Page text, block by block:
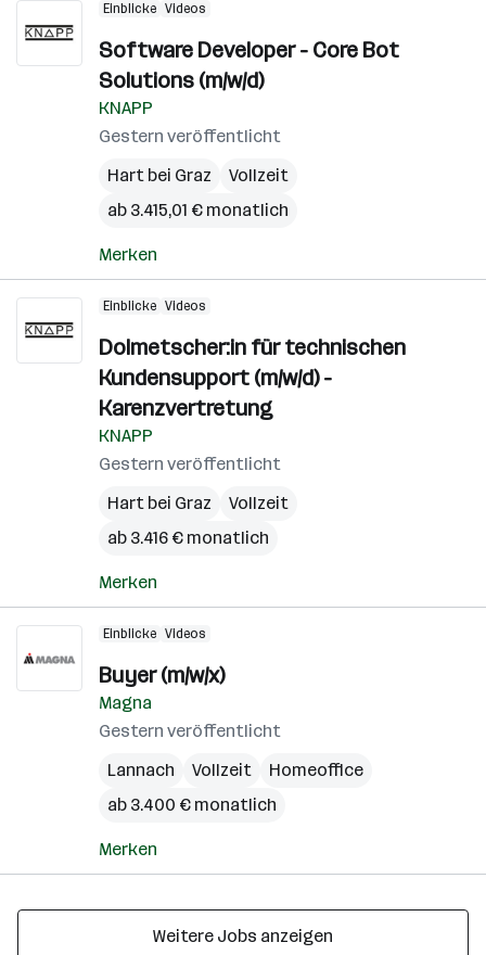
Einblicke Videos
Software Developer - Core Bot
Solutions (m/w/d)
KNAPP
Gestern veröffentlicht
Hart bei Graz
Vollzeit
ab 3.415,01 € monatlich
Merken
Einblicke Videos
Dolmetscher:in für technischen
Kundensupport (m/w/d) -
Karenzvertretung
KNAPP
Gestern veröffentlicht
Hart bei Graz
Vollzeit
ab 3.416 € monatlich
Merken
Einblicke Videos
Buyer (m/w/x)
Magna
Gestern veröffentlicht
Lannach
Vollzeit
Homeoffice
ab 3.400 € monatlich
Merken
Weitere Jobs anzeigen